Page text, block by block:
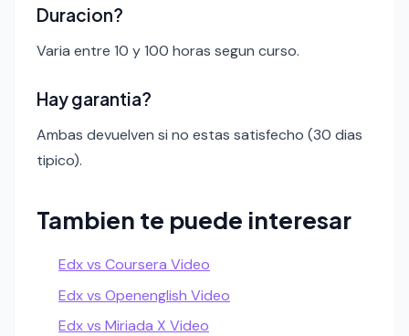
Duracion?
Varia entre 10 y 100 horas segun curso.
Hay garantia?
Ambas devuelven si no estas satisfecho (30 dias
tipico).
Tambien te puede interesar
Edx vs Coursera Video
Edx vs Openenglish Video
Edx vs Miriada X Video